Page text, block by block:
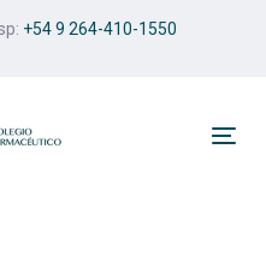
+54 9 264-410-1550